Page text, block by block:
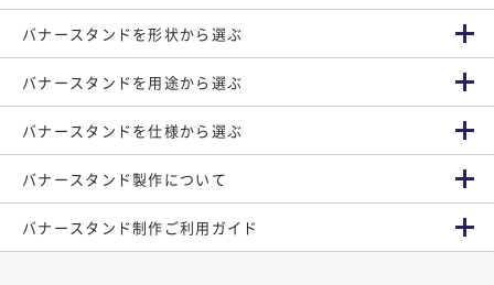
バナースタンドを形状から選ぶ
バナースタンドを用途から選ぶ
バナースタンドを仕様から選ぶ
バナースタンド製作について
バナースタンド制作ご利用ガイド